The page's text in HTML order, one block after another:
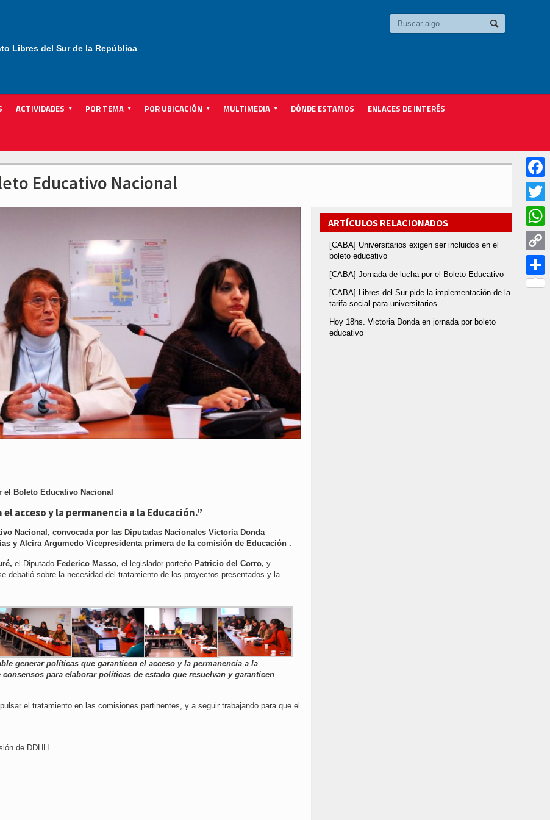
Libres del Sur de la República
ACTIVIDADES POR TEMA POR UBICACIÓN MULTIMEDIA DÓNDE ESTAMOS ENLACES DE INTERÉS
Educativo Nacional
Boleto Educativo Nacional
acceso y la permanencia a la Educación.”
Nacional, convocada por las Diputadas Nacionales Victoria Donda
y Alcira Argumedo Vicepresidenta primera de la comisión de Educación .
el Diputado Federico Masso, el legislador porteño Patricio del Corro, y
debatió sobre la necesidad del tratamiento de los proyectos presentados y la
generar políticas que garanticen el acceso y la permanencia a la
para elaborar políticas de estado que resuelvan y garanticen
el tratamiento en las comisiones pertinentes, y a seguir trabajando para que el
de DDHH
ARTÍCULOS RELACIONADOS
[CABA] Universitarios exigen ser incluidos en el
boleto educativo
[CABA] Jornada de lucha por el Boleto Educativo
[CABA] Libres del Sur pide la implementación de la
tarifa social para universitarios
Hoy 18hs. Victoria Donda en jornada por boleto
educativo
Twitter
Copy
Link